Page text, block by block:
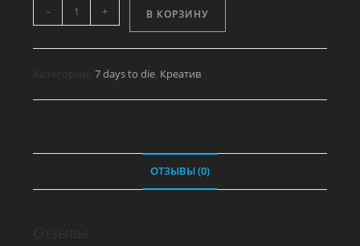
Количество
товара
Тыква
- + В КОРЗИНУ
Категории:7 days to die Креатив
ОТЗЫВЫ (0)